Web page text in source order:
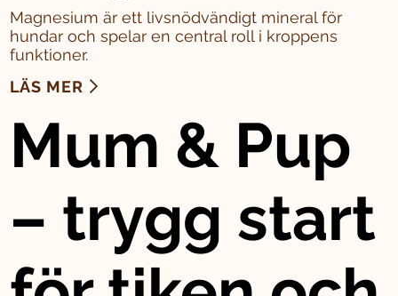
Magnesium är ett livsnödvändigt mineral för
hundar och spelar en central roll i kroppens
funktioner.
LÄS MER
Mum & Pup
– trygg start